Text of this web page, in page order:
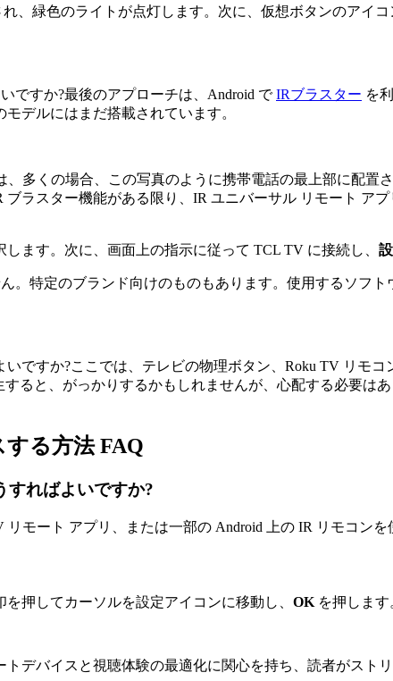
、緑色のライトが点灯します。次に、仮想ボタンのアイ
ですか?最後のアプローチは、Android でIRブラスター を
デルにはまだ搭載されています。
多くの場合、この写真のように携帯電話の最上部に配置
ラスター機能がある限り、IR ユニバーサル リモート ア
ます。次に、画面上の指示に従って TCL TV に接続し、
。特定のブランド向けのものもあります。使用するソフト
ですか?ここでは、テレビの物理ボタン、Roku TV リモ
ると、がっかりするかもしれませんが、心配する必要は
る方法 FAQ
すればよいですか?
モート アプリ、または一部の Android 上の IR リモコンを
押してカーソルを設定アイコンに移動し、 OK を押します
トデバイスと視聴体験の最適化に関心を持ち、読者がス